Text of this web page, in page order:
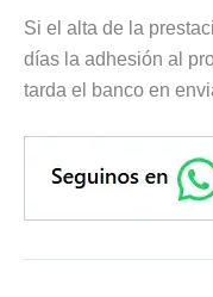
Si el alta de la
días la adhesión al
tarda el banco en